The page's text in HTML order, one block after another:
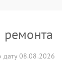
ремонта
08.08.2026